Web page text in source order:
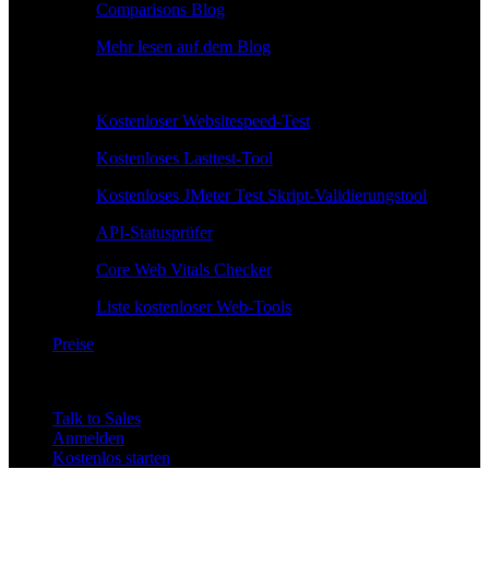
Comparisons Blog
Mehr lesen auf dem Blog
Kostenloser Websitespeed-Test
Kostenloses Lasttest-Tool
Kostenloses JMeter Test Skript-Validierungstool
API-Statusprüfer
Core Web Vitals Checker
Liste kostenloser Web-Tools
Preise
Talk to Sales
Anmelden
Kostenlos starten